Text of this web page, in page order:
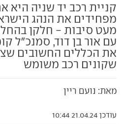
קניית רכב יד שניה היא
מפחידים את הנהג
מעט סיבות - חלקן
עם אור בן דוד, סמנכ״ל
את הכללים החשובים
שקונים רכב משומש
מאת: נועם ריין
עודכן 21.04.24 10:44